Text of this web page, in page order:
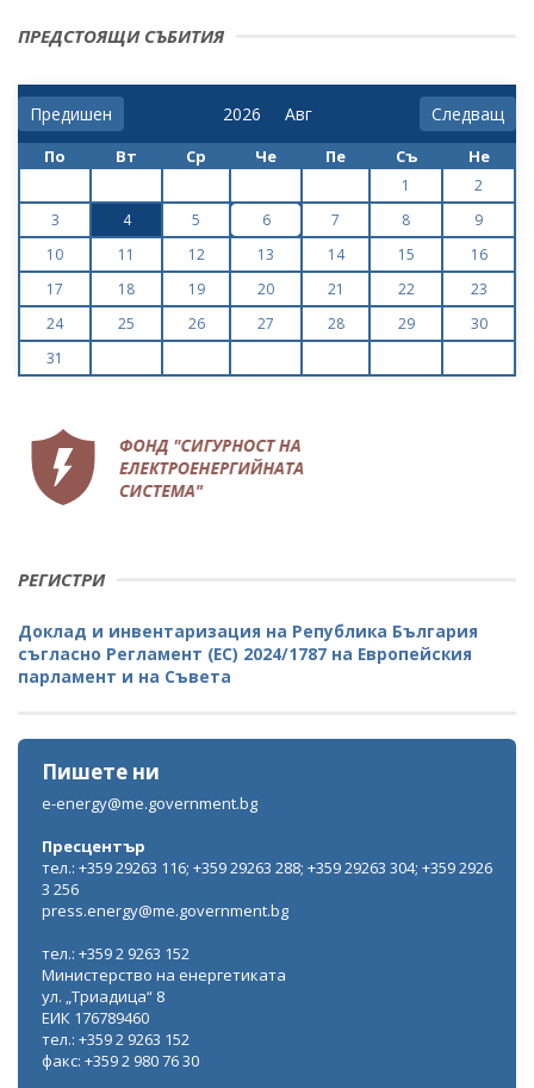
ПРЕДСТОЯЩИ СЪБИТИЯ
Предишен Следващ
По Вт Ср Че Пе Съ Не
1
2
3
4 5 6 7 8
9
10
11 12 13 14 15
16
17
18 19 20 21 22
23
24
25 26 27 28 29
30
31
РЕГИСТРИ
Доклад и инвентаризация на Република България
съгласно Регламент (ЕС) 2024/1787 на Европейския
парламент и на Съвета
Пишете ни
e-energy@me.government.bg
Пресцентър
тел.: +359 29263 116; +359 29263 288; +359 29263 304; +359 2926
3 256
press.energy@me.government.bg
тел.: +359 2 9263 152
Министерство на енергетиката
ул. „Триадица“ 8
ЕИК 176789460
тел.: +359 2 9263 152
факс: +359 2 980 76 30